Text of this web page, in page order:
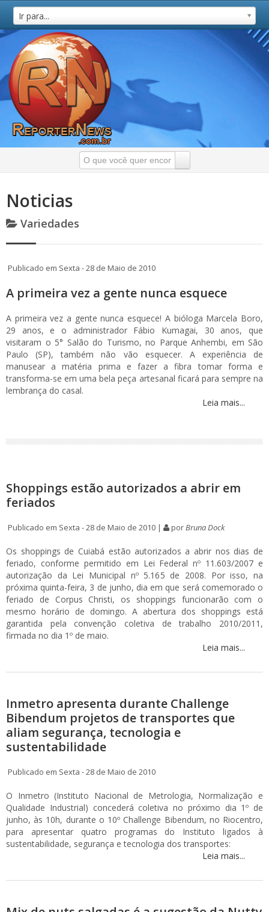
Ir para...
Noticias
Variedades
Publicado em Sexta - 28 de Maio de 2010
A primeira vez a gente nunca esquece
A primeira vez a gente nunca esquece! A bióloga Marcela Boro,
29 anos, e o administrador Fábio Kumagai, 30 anos, que
visitaram o 5° Salão do Turismo, no Parque Anhembi, em São
Paulo (SP), também não vão esquecer. A experiência de
manusear a matéria prima e fazer a fibra tomar forma e
transforma-se em uma bela peça artesanal ficará para sempre na
lembrança do casal.
Leia mais...
Shoppings estão autorizados a abrir em
feriados
Publicado em Sexta - 28 de Maio de 2010 | porBruna Dock
Os shoppings de Cuiabá estão autorizados a abrir nos dias de
feriado, conforme permitido em Lei Federal nº 11.603/2007 e
autorização da Lei Municipal nº 5.165 de 2008. Por isso, na
próxima quinta-feira, 3 de junho, dia em que será comemorado o
feriado de Corpus Christi, os shoppings funcionarão com o
mesmo horário de domingo. A abertura dos shoppings está
garantida pela convenção coletiva de trabalho 2010/2011,
firmada no dia 1º de maio.
Leia mais...
Inmetro apresenta durante Challenge
Bibendum projetos de transportes que
aliam segurança, tecnologia e
sustentabilidade
Publicado em Sexta - 28 de Maio de 2010
O Inmetro (Instituto Nacional de Metrologia, Normalização e
Qualidade Industrial) concederá coletiva no próximo dia 1º de
junho, às 10h, durante o 10º Challenge Bibendum, no Riocentro,
para apresentar quatro programas do Instituto ligados à
sustentabilidade, segurança e tecnologia dos transportes:
Leia mais...